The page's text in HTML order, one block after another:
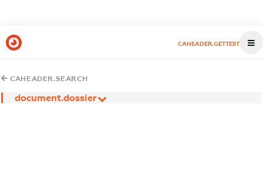
CAHEADER.GETTEST
CAHEADER.SEARCH
document.dossier